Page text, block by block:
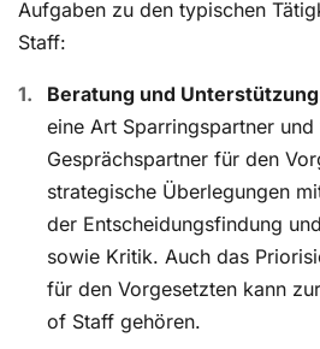
Aufgaben zu den typischen
Staff:
Beratung und
eine Art Sparringspartner
Gesprächspartner für den
strategische Überlegungen
der Entscheidungsfindung
sowie Kritik. Auch das
für den Vorgesetzten kann
of Staff gehören.